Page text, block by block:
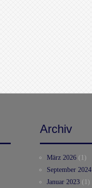
Archiv
März 2026 (1)
September 2024
Januar 2023 (1)